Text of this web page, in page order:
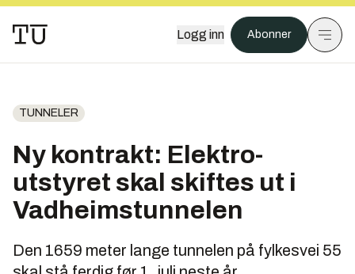
Logg inn Abonner
TUNNELER
Ny kontrakt: Elektro-
utstyret skal skiftes ut i
Vadheimstunnelen
Den 1659 meter lange tunnelen på fylkesvei 55